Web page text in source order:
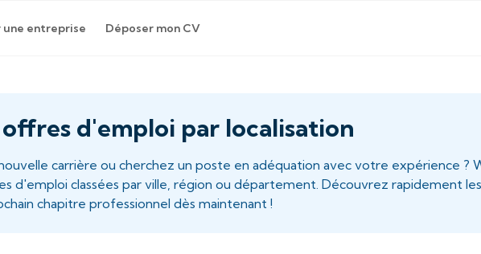
une entreprise Déposer mon CV
offres d'emploi par localisation
carrière ou cherchez un poste en adéquation avec votre expérience ?
d'emploi classées par ville, région ou département. Découvrez rapidement
chapitre professionnel dès maintenant !